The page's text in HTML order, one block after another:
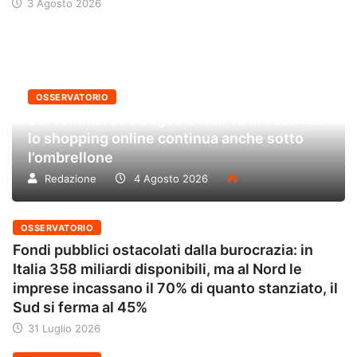
3 Agosto 2026
OSSERVATORIO
lo shopping online continua anche sotto
l’ombrellone
Redazione 4 Agosto 2026
OSSERVATORIO
Fondi pubblici ostacolati dalla burocrazia: in
Italia 358 miliardi disponibili, ma al Nord le
imprese incassano il 70% di quanto stanziato, il
Sud si ferma al 45%
31 Luglio 2026